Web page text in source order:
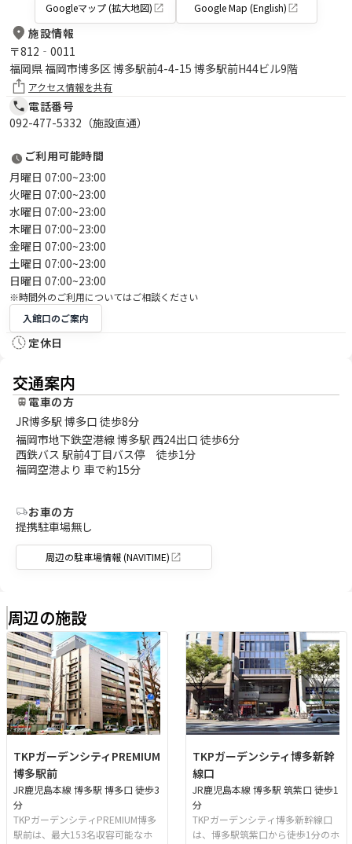
Googleマップ (拡大地図) Google Map (English)
施設情報
〒812‐0011
福岡県 福岡市博多区 博多駅前4-4-15 博多駅前H44ビル9階
アクセス情報を共有
電話番号
092-477-5332（施設直通）
ご利用可能時間
月曜日 07:00~23:00
火曜日 07:00~23:00
水曜日 07:00~23:00
木曜日 07:00~23:00
金曜日 07:00~23:00
土曜日 07:00~23:00
日曜日 07:00~23:00
※時間外のご利用についてはご相談ください
入館口のご案内
定休日
交通案内
電車の方
JR博多駅 博多口 徒歩8分
福岡市地下鉄空港線 博多駅 西24出口 徒歩6分
西鉄バス 駅前4丁目バス停 徒歩1分
福岡空港より 車で約15分
お車の方
提携駐車場無し
周辺の駐車場情報 (NAVITIME)
周辺の施設
TKPガーデンシティPREMIUM
博多駅前
JR鹿児島本線 博多駅 博多口 徒歩3
分
TKPガーデンシティPREMIUM博多
駅前は、最大153名収容可能なホ
TKPガーデンシティ博多新幹
線口
JR鹿児島本線 博多駅 筑紫口 徒歩1
分
TKPガーデンシティ博多新幹線口
は、博多駅筑紫口から徒歩1分のホ